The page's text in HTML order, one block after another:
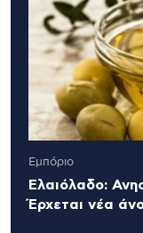
Εμπόριο
Ελαιόλαδο:
Έρχεται νέα